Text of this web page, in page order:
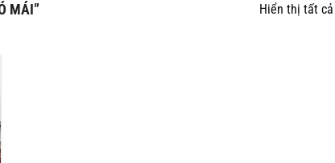
MÁI” Hiển thị tất